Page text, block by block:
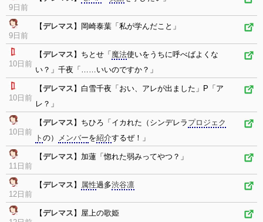
9日前
9日前
【デレマス 】岡崎泰葉「私が学んだこと」
10日前
【デレマス 】ちとせ「 魔法使いをうちに呼べばよくな
い？」千夜「……いいのですか？」
10日前
【デレマス 】白雪千夜「おい、アレが出ました」P「ア
レ？」
10日前
【デレマス 】ちひろ「イカれた（シンデレラ プロジェク
ト の） メンバーを紹介するぜ！」
11日前
【デレマス 】加蓮「惚れた弱みってやつ？」
12日前
【デレマス 】 属性過多渋谷凛
【デレマス 】屋上の歌姫